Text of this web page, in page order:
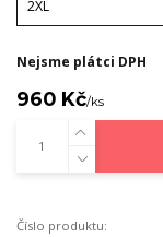
Nejsme plátci DPH
960 Kč/ks
Číslo produktu: